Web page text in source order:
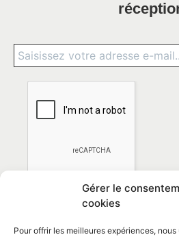
Gérer le
cookies
Pour offrir les meilleures expériences,